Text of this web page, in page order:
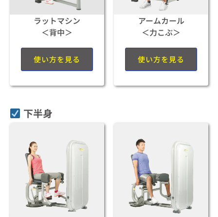
ラットマシン
＜背中＞
使い方を見る
アームカール
＜力こぶ＞
使い方を見る
下半身